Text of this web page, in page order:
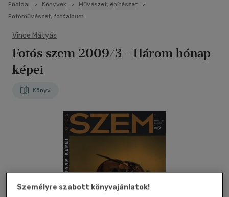
Főoldal Könyvek
Művészet, építészet
Fotóművészet, fotóalbum
Vince Mátyás
Fotós szem 2009/3 - Három hónap
képei
Könyv
Személyre szabott könyvajánlatok!